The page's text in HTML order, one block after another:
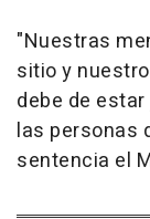
"Nuestras
sitio y
debe de
las personas
sentencia el